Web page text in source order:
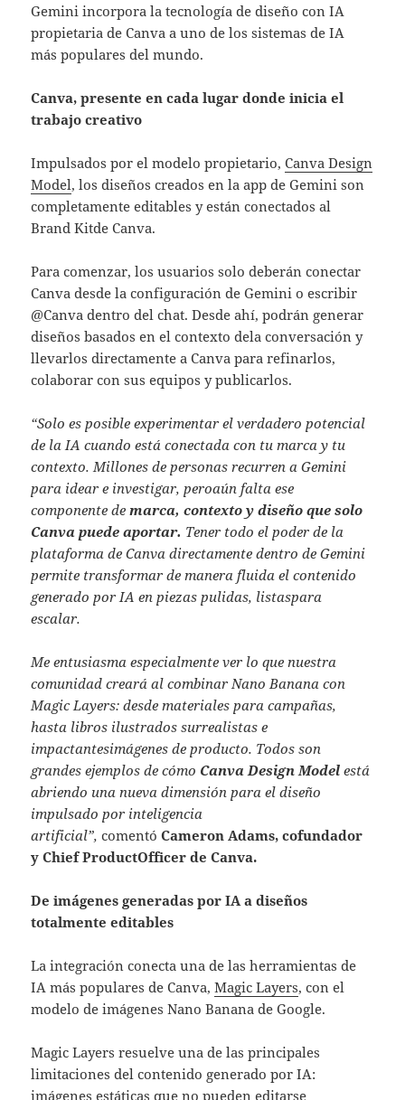
Gemini incorpora la tecnología de diseño con IA
propietaria de Canva a uno de los sistemas de IA
más populares del mundo.
Canva, presente en cada lugar donde inicia el
trabajo creativo
Impulsados por el modelo propietario,Canva Design
Model, los diseños creados en la app de Gemini son
completamente editables y están conectados al
Brand Kitde Canva.
Para comenzar, los usuarios solo deberán conectar
Canva desde la configuración de Gemini o escribir
@Canva dentro del chat. Desde ahí, podrán generar
diseños basados en el contexto dela conversación y
llevarlos directamente a Canva para refinarlos,
colaborar con sus equipos y publicarlos.
“Solo es posible experimentar el verdadero potencial
de la IA cuando está conectada con tu marca y tu
contexto. Millones de personas recurren a Gemini
para idear e investigar, peroaún falta ese
componente demarca, contexto y diseño que solo
Canva puede aportar. Tener todo el poder de la
plataforma de Canva directamente dentro de Gemini
permite transformar de manera fluida el contenido
generado por IA en piezas pulidas, listaspara
escalar.
Me entusiasma especialmente ver lo que nuestra
comunidad creará al combinar Nano Banana con
Magic Layers: desde materiales para campañas,
hasta libros ilustrados surrealistas e
impactantesimágenes de producto. Todos son
grandes ejemplos de cómo Canva Design Model está
abriendo una nueva dimensión para el diseño
impulsado por inteligencia
artificial”, comentó Cameron Adams, cofundador
y Chief ProductOfficer de Canva.
De imágenes generadas por IA a diseños
totalmente editables
La integración conecta una de las herramientas de
IA más populares de Canva,Magic Layers, con el
modelo de imágenes Nano Banana de Google.
Magic Layers resuelve una de las principales
limitaciones del contenido generado por IA:
imágenes estáticas que no pueden editarse